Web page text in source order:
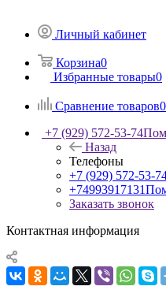
Личный кабинет
Корзина0
Избранные товары0
Сравнение товаров0
+7 (929) 572-53-74
Назад
Телефоны
+7 (929) 572-53-
+74993917131
Заказать звонок
Контактная информация